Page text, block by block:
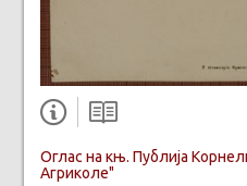
Оглас на књ. Публија
Агриколе"